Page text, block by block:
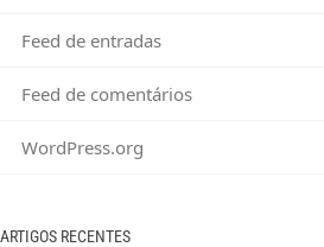
Feed de entradas
Feed de comentários
WordPress.org
ARTIGOS RECENTES